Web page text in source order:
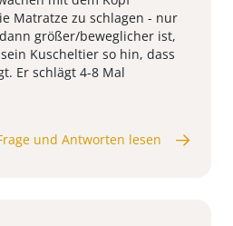
Matratze zu schlagen - nur
größer/beweglicher ist,
Kuscheltier so hin, dass
Er schlägt 4-8 Mal
und Antworten lesen